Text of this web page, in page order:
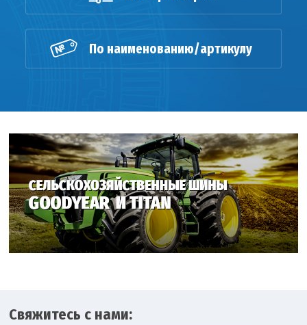
По наименованию/артикулу
Свяжитесь с нами: